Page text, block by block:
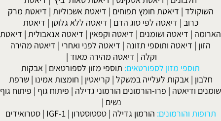
השוקולד | דיאטת חומץ תפוחים | דיאטת אשכוליות | דיאטת מרק
כרוב | דיאטה לפי סוג הדם | דיאטה ללא גלוטן | דיאטת
הארומה | דיאטה ושומנים | דיאטה וקפאין | דיאטה אנאבולית | דיאטת
הזון | דיאטה ותוספי תזונה | דיאטה לפני ואחרי | דיאטה מהירה
וקלה | דיאטה מהירה מאוד |
תוספי מזון לספורטאים: תוספי מזון לספורטאים | אבקות
חלבון | אבקות לעלייה במשקל | קריאטין | חומצות אמינו |שרפת
שומנים ודיאטה | פרו-הורמונים הורמוני גדילה | פיתוח גוף | פיתוח גוף
נשים |
תרופות והורמונים: הורמון גדילה |טסטוסטרון |
IGF-1
|סטרואידים